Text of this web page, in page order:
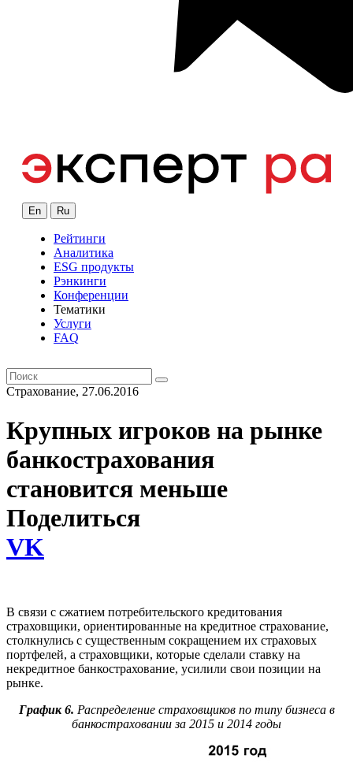
En Ru
Рейтинги
Аналитика
ESG продукты
Рэнкинги
Конференции
Тематики
Услуги
FAQ
Страхование, 27.06.2016
Крупных игроков на рынке
банкострахования
становится меньше
Поделиться
VK
В связи с сжатием потребительского кредитования
страховщики, ориентированные на кредитное страхование,
столкнулись с существенным сокращением их страховых
портфелей, а страховщики, которые сделали ставку на
некредитное банкострахование, усилили свои позиции на
рынке.
График 6. Распределение страховщиков по типу бизнеса в
банкостраховании за 2015 и 2014 годы